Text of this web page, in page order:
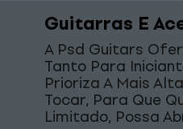
Guitarras E
A Psd Guitars
Tanto Para
Prioriza A Mais
Tocar, Para Que
Limitado, Possa